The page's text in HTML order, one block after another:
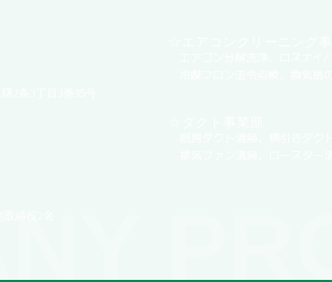
厨房ダクト清掃、横引きダ